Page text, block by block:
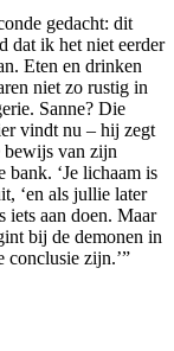
gedacht: dit
dat ik het niet eerder
Eten en drinken
niet zo rustig in
Sanne? Die
vindt nu – hij zegt
van zijn
bank. ‘Je lichaam is
‘en als jullie later
iets aan doen. Maar
bij de demonen in
conclusie zijn.’”